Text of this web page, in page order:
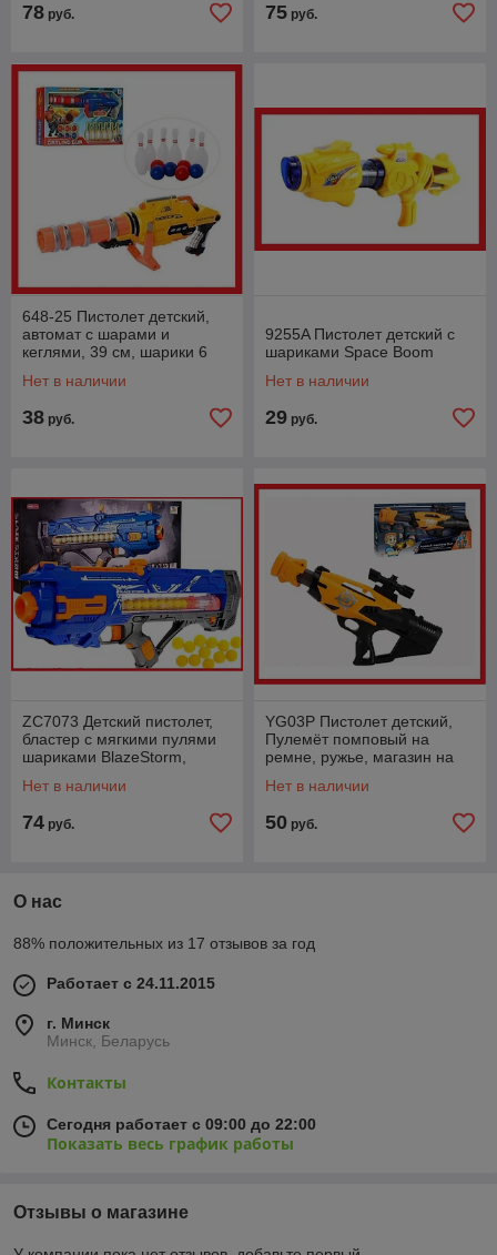
78 руб. 75 руб.
648-25 Пистолет детский,
автомат с шарами и
кеглями, 39 см, шарики 6
Нет в наличии
38 руб.
9255A Пистолет детский с
шариками Space Boom
Нет в наличии
29 руб.
ZC7073 Детский пистолет,
бластер с мягкими пулями
шариками BlazeStorm,
Нет в наличии
74 руб.
YG03P Пистолет детский,
Пулемёт помповый на
ремне, ружье, магазин на
цвета
Нет в наличии
50 руб.
О нас
88% положительных из 17 отзывов за год
Работает с 24.11.2015
г. Минск
Минск, Беларусь
Контакты
Сегодня работает с 09:00 до 22:00
Показать весь график работы
Отзывы о магазине